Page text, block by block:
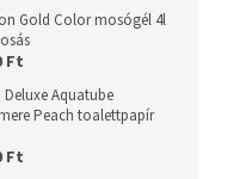
Gold Color mosógél 4l
Ft
Deluxe Aquatube
Peach toalettpapír
Ft